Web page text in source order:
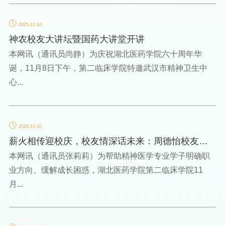
2025-11-10
神农校友大讲坛暨国药大讲堂开讲
本网讯（通讯员尚静）为庆祝湖北医药学院六十周年华
诞，11月8日下午，第二临床学院特邀武汉市精神卫生中
心...
2025-11-10
薪火相传迎校庆，校友情深话未来：周德怡校友为
精神医学学子解析...
本网讯（通讯员张莉莉）为帮助精神医学专业学子明确职
业方向、缓解成长困惑，湖北医药学院第二临床学院11
月...